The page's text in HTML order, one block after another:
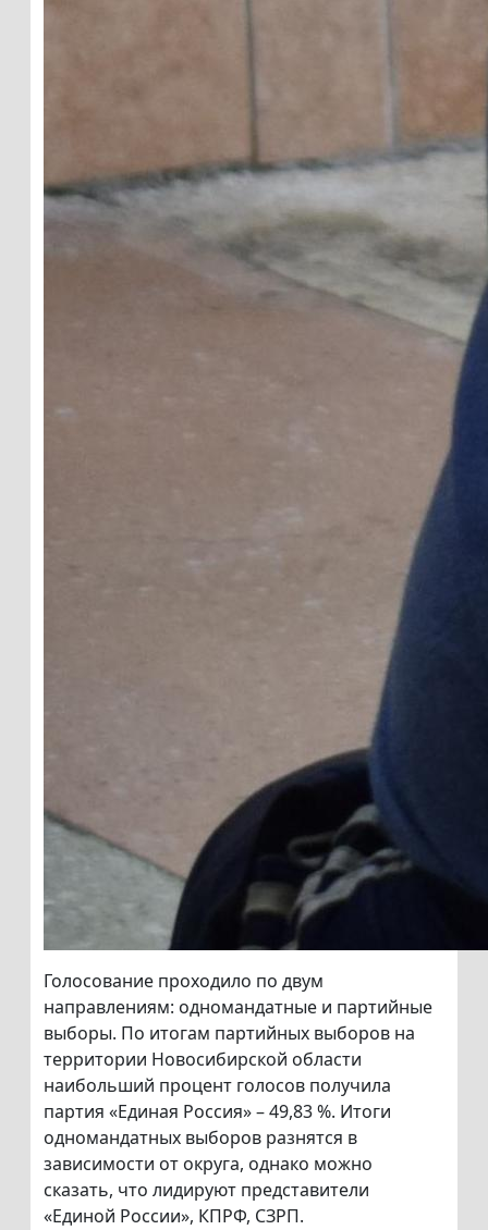
Голосование проходило по двум
направлениям: одномандатные и партийные
выборы. По итогам партийных выборов на
территории Новосибирской области
наибольший процент голосов получила
партия «Единая Россия» – 49,83 %. Итоги
одномандатных выборов разнятся в
зависимости от округа, однако можно
сказать, что лидируют представители
«Единой России», КПРФ, СЗРП.